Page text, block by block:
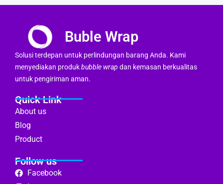
Buble Wrap
Solusi terdepan untuk perlindungan barang Anda. Kami
menyediakan produkbubble wrap dan kemasan berkualitas
untuk pengiriman aman.
Quick Link
About us
Blog
Product
Follow us
Facebook